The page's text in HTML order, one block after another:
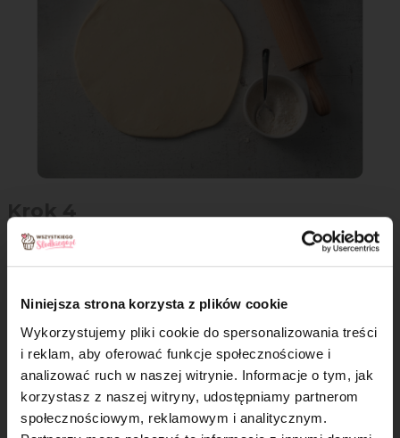
Niniejsza strona korzysta z plików cookie
Wykorzystujemy pliki cookie do spersonalizowania treści
i reklam, aby oferować funkcje społecznościowe i
analizować ruch w naszej witrynie. Informacje o tym, jak
korzystasz z naszej witryny, udostępniamy partnerom
społecznościowym, reklamowym i analitycznym.
Krok 4
Na środek wyłóż połowę porcji owoców, pozostawiając wolne
brzegi.
×